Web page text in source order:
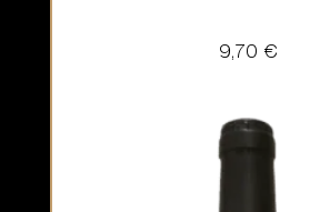
9,70 €